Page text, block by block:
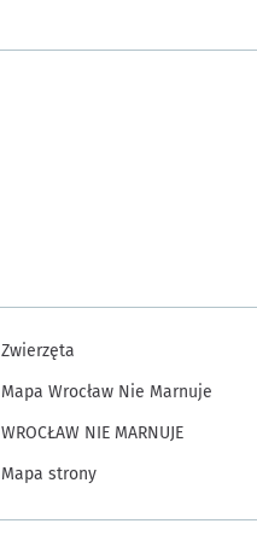
Zwierzęta
Mapa Wrocław Nie Marnuje
WROCŁAW NIE MARNUJE
Mapa strony